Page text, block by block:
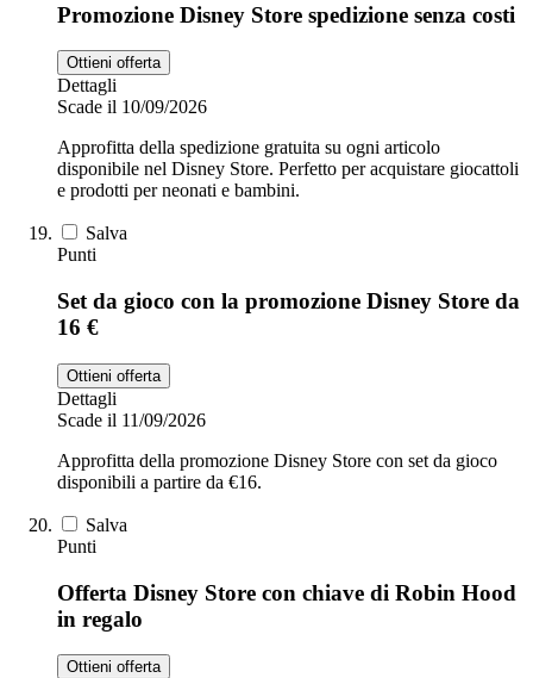
Promozione Disney Store spedizione senza costi
Ottieni offerta
Dettagli
Scade il 10/09/2026
Approfitta della spedizione gratuita su ogni articolo
disponibile nel Disney Store. Perfetto per acquistare giocattoli
e prodotti per neonati e bambini.
Salva
Punti
Set da gioco con la promozione Disney Store da
16 €
Ottieni offerta
Dettagli
Scade il 11/09/2026
Approfitta della promozione Disney Store con set da gioco
disponibili a partire da €16.
Salva
Punti
Offerta Disney Store con chiave di Robin Hood
in regalo
Ottieni offerta